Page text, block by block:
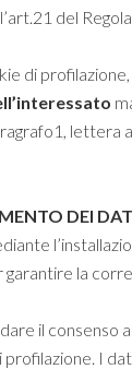
del
di
lettera
DEI
la
il consenso
I